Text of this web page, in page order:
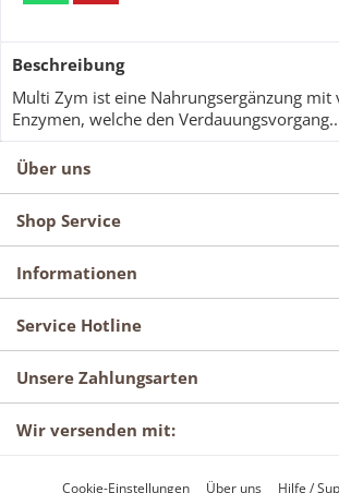
Beschreibung
Multi Zym ist eine Nahrungsergänzung mit
Enzymen, welche den
Über uns
Shop Service
Informationen
Service Hotline
Unsere Zahlungsarten
Wir versenden mit:
Cookie-Einstellungen Über uns Hilfe /